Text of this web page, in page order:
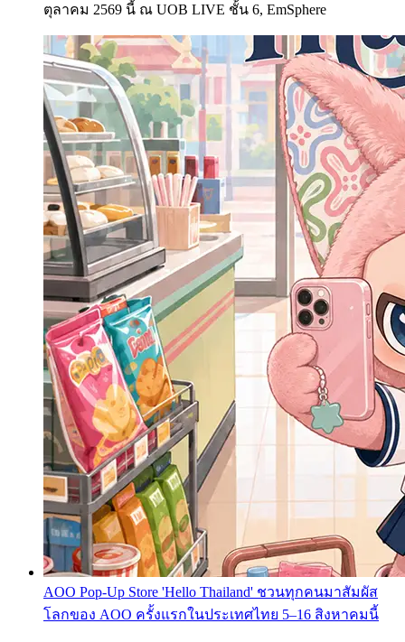
ตุลาคม 2569 นี้ ณ UOB LIVE ชั้น 6, EmSphere
AOO Pop-Up Store 'Hello Thailand' ชวนทุกคนมาสัมผัส
โลกของ AOO ครั้งแรกในประเทศไทย 5–16 สิงหาคมนี้